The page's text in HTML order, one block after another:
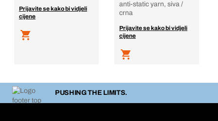
Prijavite se kako bi vidjeli
cijene
anti-static yarn, siva /
crna
Prijavite se kako bi vidjeli
cijene
PUSHING THE LIMITS.